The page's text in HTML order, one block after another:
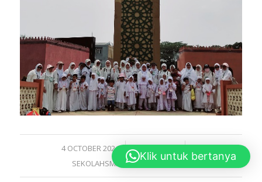
4 OCTOBER 2024
/ 0 COMMENTS
/
BY
SEKOLAHSMARTCIBINONG.SCH.ID
Klik untuk bertanya